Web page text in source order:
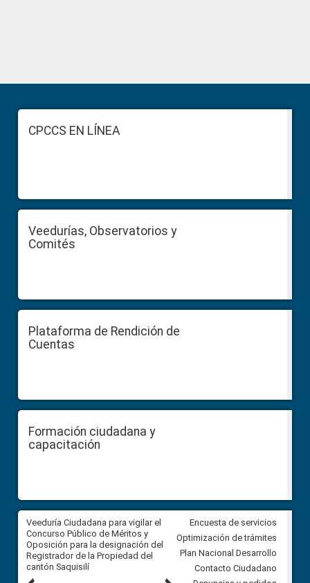
Sidebar
FooterCPCCS EN LÍNEA
Veedurías, Observatorios y
Comités
Plataforma de Rendición de
Cuentas
Formación ciudadana y
capacitación
Veeduría Ciudadana para vigilar el
Concurso Público de Méritos y
Oposición para la designación del
Registrador de la Propiedad del
cantón Saquisilí
Veeduría Ciudadana para
construcción del asfaltado de
Ballenita del cantón Santa
Encuesta de servicios
Optimización de trámites
Plan Nacional Desarrollo
Contacto Ciudadano